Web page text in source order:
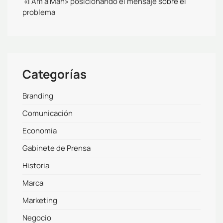
problema
Categorías
Branding
Comunicación
Economía
Gabinete de Prensa
Historia
Marca
Marketing
Negocio